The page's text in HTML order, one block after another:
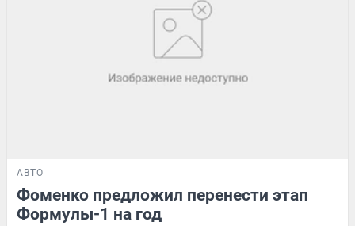
АВТО
Фоменко предложил перенести этап
Формулы-1 на год